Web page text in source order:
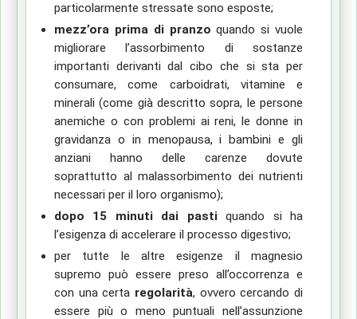
particolarmente stressate sono esposte;
mezz’ora prima di pranzo quando si vuole
migliorare l’assorbimento di sostanze
importanti derivanti dal cibo che si sta per
consumare, come carboidrati, vitamine e
minerali (come già descritto sopra, le persone
anemiche o con problemi ai reni, le donne in
gravidanza o in menopausa, i bambini e gli
anziani hanno delle carenze dovute
soprattutto al malassorbimento dei nutrienti
necessari per il loro organismo);
dopo 15 minuti dai pastiquando si ha
l’esigenza di accelerare il processo digestivo;
per tutte le altre esigenze il magnesio
supremo può essere preso all’occorrenza e
con una certa regolarità, ovvero cercando di
essere più o meno puntuali nell’assunzione